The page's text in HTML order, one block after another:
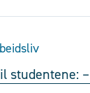
studentene: